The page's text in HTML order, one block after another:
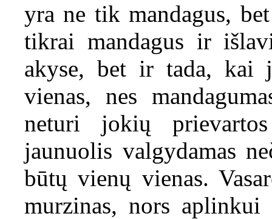
yra ne tik mandagus,
tikrai mandagus ir
akyse, bet ir tada, kai
vienas, nes
neturi jokių
jaunuolis valgydamas
būtų vienų vienas.
murzinas, nors